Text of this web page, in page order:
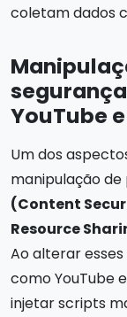
coletam dados
segurança
YouTube
Um dos
manipulação
(Content
Resource
Ao alterar
como YouTube
injetar scripts